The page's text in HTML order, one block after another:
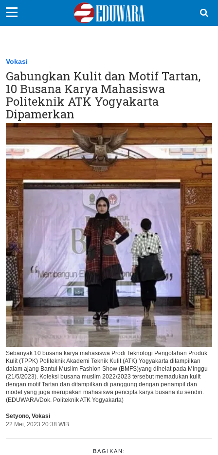
Sekolah Kita
Vokasi
Kampus
Idea
EduDana
Ikuti Kami di:
Vokasi
Gabungkan Kulit dan Motif Tartan,
10 Busana Karya Mahasiswa
Politeknik ATK Yogyakarta
Dipamerkan
Sebanyak 10 busana karya mahasiswa Prodi Teknologi Pengolahan Produk
Kulit (TPPK) Politeknik Akademi Teknik Kulit (ATK) Yogyakarta ditampilkan
dalam ajang Bantul Muslim Fashion Show (BMFS)yang dihelat pada Minggu
(21/5/2023). Koleksi busana muslim 2022/2023 tersebut memadukan kulit
dengan motif Tartan dan ditampilkan di panggung dengan penampil dan
model yang juga merupakan mahasiswa pencipta karya busana itu sendiri.
(EDUWARA/Dok. Politeknik ATK Yogyakarta)
Setyono, Vokasi
22 Mei, 2023 20:38 WIB
BAGIKAN: